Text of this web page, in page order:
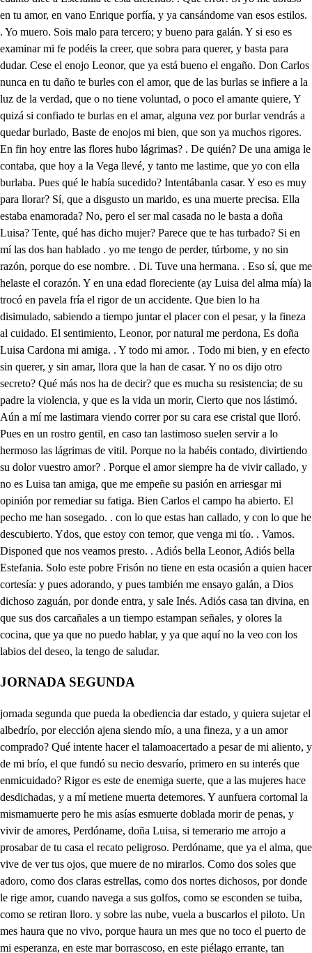
JORNADA SEGUNDA
jornada segunda que pueda la obediencia dar estado, y quiera sujetar el albedrío, por elección ajena siendo mío, a una fineza, y a un amor comprado? Qué intente hacer el talamoacertado a pesar de mi aliento, y de mi brío, el que fundó su necio desvarío, primero en su interés que enmicuidado? Rigor es este de enemiga suerte, que a las mujeres hace desdichadas, y a mí metiene muerta detemores. Y aunfuera cortomal la mismamuerte pero he mis asías esmuerte doblada morir de penas, y vivir de amores, Perdóname, doña Luisa, si temerario me arrojo a prosabar de tu casa el recato peligroso. Perdóname, que ya el alma, que vive de ver tus ojos, que muere de no mirarlos. Como dos soles que adoro, como dos claras estrellas, como dos nortes dichosos, por donde le rige amor, cuando navega a sus golfos, como se esconden se tuiba, como se retiran lloro. y sobre las nube, vuela a buscarlos el piloto. Un mes haura que no vivo, porque haura un mes que no toco el puerto de mi esperanza, en este mar borrascoso, en este piélago errante, tan armado de alborotos, que pretenden anegarme en las lágrimas que lloro, Hoy Juana me aseguró, que trata tus desposorios con más violencia tu padre, y vengo, vengo tan loco, tan muerto vengo, que apenas el corazón amoroso, los labios enmudecidos, anegados ya los ojos, sin respiración el pecho, y sin colores el restro me acordara, si la pena, que soy más que rudo tronco. Ay don Carlos de mi vida, entre la pena, y el gozo, entre el gusto, y el tormento, a yn tiempo me reconozco, porque me ha alegrado el verte; sirviándome de soborno a los pesares que temo estas venturas que logro. No temas que yo te salte, ni que mi pecho amoroso admita otro ajeno dueño, teniendo dueño tan propio, Toma este retrato mío, para que suola a tus ojos lo que a mi ventura niega el recato escrupoloso. Y vete que de mi padre temo como es riguroso, que si te halla conmigo, sospeche (ay Dios) que fue todo engaño cuanto le he dicho, falso cuanto le propongo, y don Fernando asegure sus malicias cauteloso. Vete que al crédito mío importa que el uno, y otro no puedan fundar sus quejas en el descuido más corto. Vete pues, ese retrato servira de desahogo en las ausencias de amor. No ves que es breve soborno, porque en el campo de amor tiene dulce competencia tu fineza, y mi paciencia, mi cordura; y tu favor, y no sé cual es mayor, por atender al recato, carecer yo de tu trato, pudiendo verte señora, o que tú me des ahora tu sombra en este retrato. Estas líneas dibujadas, que con lisonja aparente divierten mi amor ardiente en colores imitadas: vivamente retratadas; por más que se alienten, son con avará emulación de cuanto en mi pecho trato; y así yo tengo el retrato, y tú me das el borrón, No hay mal que pueda igualar a la pena de no ver lo que se sabé querer, y no se puede alcanzar, o que viéndome ya acercar de ti el recato me aparte, y cuando voy a adorarte me des un vano color, una es fineza de amor, y otra es industria del arte. Si inclinación natural me imprime tu rostro fiel, poco me importa el pincel, y mucho el original. No es premio a mi amor igual, pues si recato te ha dado un corazón abrasado, y tú un retrato fingido: y así la distancia ha sido de lo vivo a lo pintado. Vete don Carlos, que el trato de una mujer plincipal es dar el original antes de dar el retrato; y mi pecho nunca ingrato, premiándote de esta suerte, que es tuya el alma te advierte. Vamos, que en ese favor se asegurará mi amor. Seré tuya hasta la muerte. Venir a esta casa, Inés, es querer con tu arrebol hacerla casa del Sol, y de la Luna después. Ayer estuve mortal, no viéndote, y aún decía; oq dónde estás, señora mía, p que no te duele mi mal? Y sin poder reposar, repetí en voces sentidas de mis mortales heridas solías tomar pesar. Y al zaguán, y a la escalera, como tierno me quejana, tanto en extremo ablandaba, que en cada piedra pudiera (con justa causa me admiro) a el asentar el talón; dejar impreso un frisón, y retratado un suspiro. No te han dicho mis ternuras, que se lo dejé mandado? Ya me dieron un recado al mirar tus herraduras, y me dijeron después, poniendo más atención, esto nos dijo Frisón, para la señora Inés. Yo le respondí, no es malo el favor, pero bien pudo dar por señal un escudo; y por fineza un regalo, porque he hallado por cuenta, que en el mal siglo que corre, solo el dinero socorre, y solo el plato sustenta, y así quisiera trocar, si con atención lo miro, en dineros el suspiro, y la fineza en manjar, Pues yo de otro parecer estoy (con verdad te hablo) pues da de comer al diablo quien sustenta una mujer. Y es cosa que mucho pesa en verano, y en invierno, por sustentar el infierno no sustentarme en la mesa. Y nunca me ha parecido en el amante cordura, por lograr una hermosura no lograr un baen vestido. Y quedar por lo que he dado en no habiendo más que dar, las tripas para llorar, y el dinero; ya llorado. Pues quien no quiso primero mi gentileza, y valor no viene a tener amor a mí, si no a mi dinero. Y yo soy un palafren tan honrado, que me obliga ninguna hasta que me diga, de balde te quiero bien. Lo que le agrada a Frisón es un amor en que pueda hacer casa de moneda las telas del corazón. pues tengo por cosa llana, que dar, y dar es trabajo, solo para algún badajo, en una necia campaña. Qué te parece? . Muy mal. Pues Inés, a mí muy bien, que menos siento un desdén, que siento perder un real. Y la que no quiere así, por mis discursos he hallado, que hace al amante cornado en viendo un maranedí, querer por solo querer es gran arte. . Si será, pero de que comerá quién no tiene que comer? Cuerpo de Dios, pues el vicio me le quieres reducir a manera de vivir, y hacer la fineza oficio? al fin mira bien Inés, lo que haces. . Pues qué quieres? Que os persuadáis las mujeras a querer sin interés; que viene a ser mucho mal el acomodarse a hacer oficio del bien querer, siendo un arte liberal, Mucho sabes. . No te espantes, que en Solamanca viví, y sacan todos de allí el humillo de estudiantes: paro dime a que has venido? Traigo a Carlos un papel. Oh que almibar vendrá en él, y cuanto de lo entendido, no es bien que le detengamos, porque es gueno recién puesto, que en no sorbiendo se presto, pierde la sustancia. . Vamos. Mira que temo, Leonor, en tus ardientes finezas más desahogo que admite el recato de doncella, porque en los ojos el alma, en el corazón las penas, en los labios la pasión, y las voces en la lengua; están descubriendo todos unas luces, unas señas, que declaran tus ternuras, y tus acciones condenan. No te digo que a don Carlos no correspondas, no quieras, porque fuera reprenderme en tu culpa yo a mí misma. Mas lo que te persuado es, que mires, es que adviertas la reputación, y nombre de tu sangre, y tu nobleza, que sale más una mancha, cuanto es más rica una tela, y los eclipses al Sol, más por sus luces le afean. Yo temo que le has escrito, y será razón que sepas, que quien escribe un papel, en muchos lances se empeña; porque se retrata el alma en una pluma que vuela, y queda impreso el favor, sin poder negar la deuda. Engañaste por mi vida, que nunca guste que ofenda a mi crédito, mi pluma, a mi sangre, mis finezas. No negaré que le quiero, pero mi amor se contenta con un agrado apacible, y una voluntad honesta. Que si se alarganra a más yo misma le relistiera, porque no hiciera a mi amor mi facilidad ofensa: ay Dios, y como la engaño. . Así será tu belleza con aplausos venerada, más estímadas tus prendas, tu voluntad más segura, tu fineza más discreta, mas sin zozobras tu amor: su duración más perpetua, que así a Enrique obligo yo, a que a un mismo tiempo tenga estimación como a noble, y como a amante finezas: Pero quien tan presurosa a estas horas por la puerte entra de la sala! . Ay Dios? doña Luisa es aquella? Amigas vengo mortal. Luisa, que tienes, di aprisa la congoja que te aflije, y el dolor que te atormenta? Jesús, cuál vienes turbada. el mismo color confiesa, el mismo rostro asegura blob tus desdichas, y tus penas. Leonor, Estesanía, mi tormento escucha, si el aliento, si el dolor, si la pena, y la fatiga permiten que lo diga. Ya os conté que mi padre me casaba que don Fernando lo solicitaba, que yo le resistia, y que en esta porfía, vivía de alimentos, las horas, los instantes, los momentos. Don Fernado, pues, ya desesperado a mi padre ha llegado a que concluya las violentas bodas para lograr sus esperanzas todas, como si fuera logro de esperanza amor, que aunque se tiene, no le alcanza posesión, con tal pena, (jena. que cuanto está más propia es más a- Esta noche (oh rigor! oh tiranía!) al ponerse ya el día, mi padre me amonesta con persu asión mplesta, me llama, me reduce, y con violencia dice, que mesujete a su obediencia. Yo perdido el color, el rostro frío, el aliento turbado muerto el brío, desmayada la voz, resuelto el llanto que el dolor puede tanto, viendo que luego quiere desposarme busqué como librarme, cual suele el avecilla diligente, que la red sospechosa tarde siente, que su muerte amenaza, y forcejando, se desembaraza de la prisión, y vuela, burlando el artificio, y la cautela. Alí yo me he escapado, haciendo vuestra casa mi sagrado, que mañana do Pedro vuestro tío, de quien mi amparo fío, pues de mi padre es ta grande amí podrá volver conmigo, (go. si le reduce a suspender las bodas, y si estás cosas todas no mejoran mi suerte, con estas manos me da e la muerte, que más las quiero ver ensagretadas que a un tirano entregadas, y más quiero abrazar la tierra fría, que su amor, su licura, y su porfía. Descána, un poco Luisa, que tu pena aunque se jazga ajena, nos enternece tanto, que por la lengua te responde el llanto? Leonor, la cama, y cena haz que prevenga Inés. Voy al momento, aunque me toca parte del contento, pues esta noche espero a mí don Carlos; por quien vivo y Entremos a la sala, (muero. que está más retirada, Vamos, donde quisieres. que desdichadas somos las mujeres. je ial. Que eso te dice el papel? Vengo a todo mi pesar forzado, por no saltar a lo que me manda en él. Porque no hay mayo